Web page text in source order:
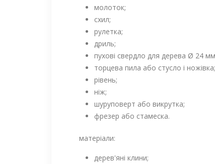
молоток;
схил;
рулетка;
дриль;
пухові свердло для дерева Ø 24
торцева пила або стусло і ножівка;
рівень;
ніж;
шуруповерт або викрутка;
фрезер або стамеска.
матеріали:
дерев'яні клини;